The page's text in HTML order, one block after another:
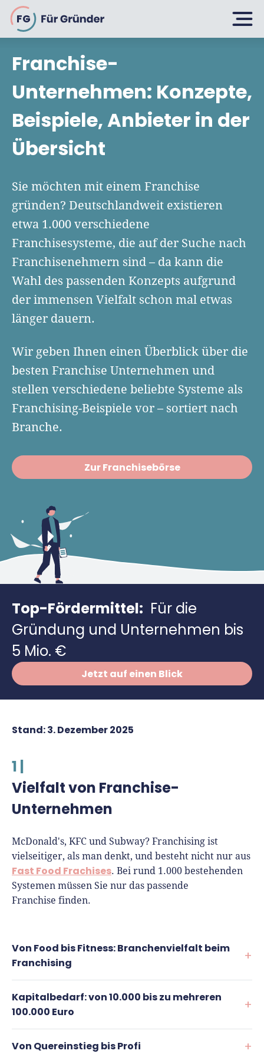
FG
Planen
Selbstständig machen
Über 500 Geschäftsideen
Geschäftsmodell entwickeln
Businessplan schreiben
Businessplan-Vorlage & Muster
Finanzplan erstellen
Top 15 Franchise
Die besten Gründerkredite
Gründen
Firma gründen: 10 Tipps
Rechtsform wählen
UG gründen
GmbH gründen
Geschäftskonto-Vergleich
Unternehmen anmelden
Schutzrechte anmelden
Kleingewerbe anmelden
Unsere Gründungspakete
Wachsen
6 Tipps zum Start
Fördermittelcheck machen
Kunden gewinnen
Website erstellen
Buchhaltung erledigen
Online-Kredit anfragen
Kassensystem
Versicherungen
Finanzieren
Fördermittel
Gründungszuschuss
Kredit für Existenzgründer
Business Angels
Zuschüsse
Kontokorrenkredit
Firmenkonto
Tools
Businessplan-Software
Business Model Canvas
Gründertest
Gründungsassistent
Preiskalkulation
Lohnsoftware
Weitere Tools & Vorlagen
Vergleiche
Angebote
Unsere Gründungspakete
Geförderte Beratung
Finanzierungsangebote
Marke, AGB & Datenschutz
Geschäftskonto eröffnen
Richtig versichern
Steuerberatung
Software
Deals
Franchise-
Unternehmen: Konzepte,
Beispiele, Anbieter in der
Übersicht
Sie möchten mit einem Franchise
gründen? Deutschlandweit existieren
etwa 1.000 verschiedene
Franchisesysteme, die auf der Suche nach
Franchisenehmern sind – da kann die
Wahl des passenden Konzepts aufgrund
der immensen Vielfalt schon mal etwas
länger dauern.
Wir geben Ihnen einen Überblick über die
besten Franchise Unternehmen und
stellen verschiedene beliebte Systeme als
Franchising-Beispiele vor – sortiert nach
Branche.
Zur Franchisebörse
Top-Fördermittel: Für die
Gründung und Unternehmen bis
5 Mio. €
Jetzt auf einen Blick
Stand:3. Dezember 2025
1 |
Vielfalt von Franchise-
Unternehmen
McDonald's, KFC und Subway? Franchising ist
vielseitiger, als man denkt, und besteht nicht nur aus
Fast Food Frachises. Bei rund 1.000 bestehenden
Systemen müssen Sie nur das passende
Franchise finden.
Von Food bis Fitness: Branchenvielfalt beim
Franchising
Klassischerweise fallen beim Thema Franchise oft
die Namen großer Restaurantketten wie Subway,
McDonald's oder KFC. Doch die Möglichkeiten für die
Gründung per Franchise gehen weit über die
Kapitalbedarf: von 10.000 bis zu mehreren
100.000 Euro
Bei jeder Franchisegründung kommen Gebühren auf
Von Quereinstieg bis Profi